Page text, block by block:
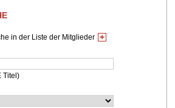
in der Liste der Mitglieder
Titel)